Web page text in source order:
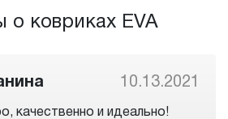
о ковриках EVA
10.13.2021
качественно и идеально!